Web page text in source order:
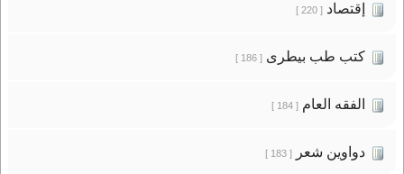
إقتصاد[ 220 ]
كتب طب بيطرى[ 186 ]
الفقه العام[ 184 ]
دواوين شعر[ 183 ]